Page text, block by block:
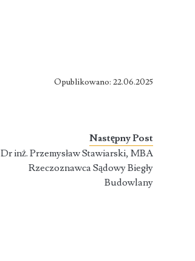
Opublikowano: 22.06.2025
Następny Post
Dr inż. Przemysław Stawiarski, MBA
Rzeczoznawca Sądowy Biegły
Budowlany